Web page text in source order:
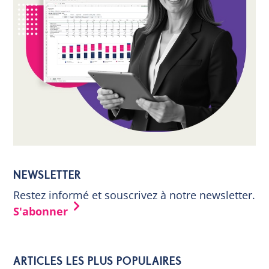
NEWSLETTER
Restez informé et souscrivez à notre newsletter.
S'abonner
ARTICLES LES PLUS POPULAIRES